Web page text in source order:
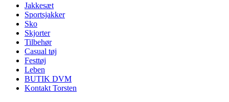
Jakkesæt
Sportsjakker
Sko
Skjorter
Tilbehør
Casual tøj
Festtøj
Leben
BUTIK DVM
Kontakt Torsten